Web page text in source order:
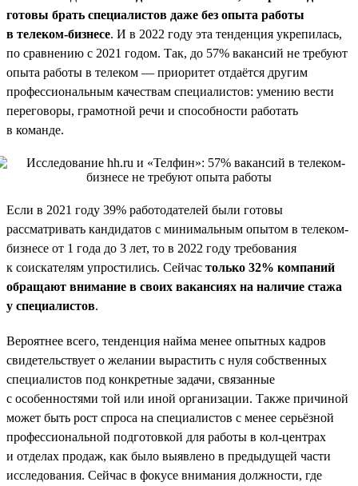
готовы брать специалистов даже без опыта работы
в телеком-бизнесе. И в 2022 году эта тенденция укрепилась,
по сравнению с 2021 годом. Так, до 57% вакансий не требуют
опыта работы в телеком — приоритет отдаётся другим
профессиональным качествам специалистов: умению вести
переговоры, грамотной речи и способности работать
в команде.
Если в 2021 году 39% работодателей были готовы
рассматривать кандидатов с минимальным опытом в телеком-
бизнесе от 1 года до 3 лет, то в 2022 году требования
к соискателям упростились. Сейчас только 32% компаний
обращают внимание в своих вакансиях на наличие стажа
у специалистов.
Вероятнее всего, тенденция найма менее опытных кадров
свидетельствует о желании вырастить с нуля собственных
специалистов под конкретные задачи, связанные
с особенностями той или иной организации. Также причиной
может быть рост спроса на специалистов с менее серьёзной
профессиональной подготовкой для работы в кол-центрах
и отделах продаж, как было выявлено в предыдущей части
исследования. Сейчас в фокусе внимания должности, где